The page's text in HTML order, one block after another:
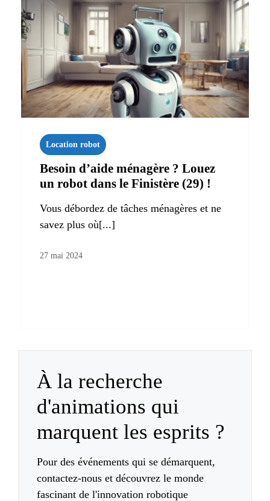
Location robot
Besoin d’aide ménagère ? Louez
un robot dans le Finistère (29) !
Vous débordez de tâches ménagères et ne
savez plus où[...]
27 mai 2024
À la recherche
d'animations qui
marquent les esprits ?
Pour des événements qui se démarquent,
contactez-nous et découvrez le monde
fascinant de l'innovation robotique